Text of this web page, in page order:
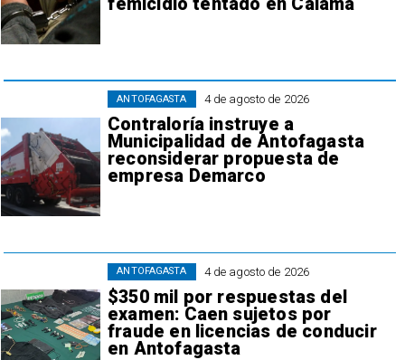
4 de agosto de 2026
Contraloría instruye a
Municipalidad de Antofagasta
reconsiderar propuesta de
empresa Demarco
ANTOFAGASTA
4 de agosto de 2026
$350 mil por respuestas del
examen: Caen sujetos por
fraude en licencias de conducir
en Antofagasta
ANTOFAGASTA